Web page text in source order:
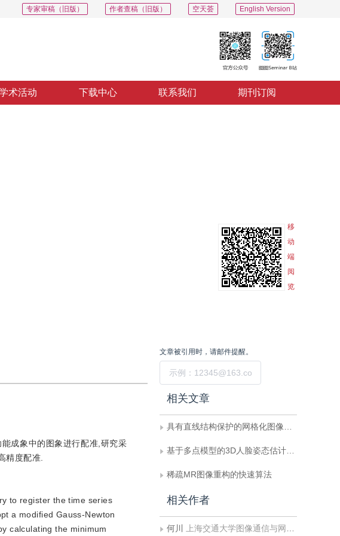
English Version
空天荟
作者查稿（旧版）
专家审稿（旧版）
术活动 下载中心 联系我们 期刊订阅
移
动
端
阅
览
成象中的图象进行配准,研究采
精度配准.
to register the time series
a modified Gauss-Newton
calculating the minimum
文章被引用时，请邮件提醒。
相关文章
具有直线结构保护的网格化图像拼接
基于多点模型的3D人脸姿态估计方法
稀疏MR图像重构的快速算法
相关作者
何川 上海交通大学图像通信与网络工程研究所